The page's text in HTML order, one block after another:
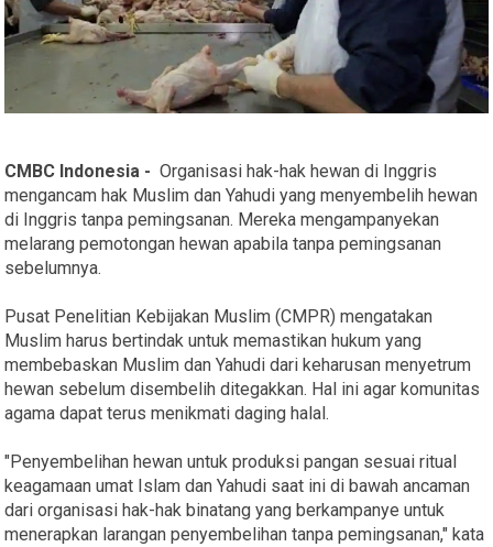
CMBC Indonesia - Organisasi hak-hak hewan di Inggris
mengancam hak Muslim dan Yahudi yang menyembelih hewan
di Inggris tanpa pemingsanan. Mereka mengampanyekan
melarang pemotongan hewan apabila tanpa pemingsanan
sebelumnya.
Pusat Penelitian Kebijakan Muslim (CMPR) mengatakan
Muslim harus bertindak untuk memastikan hukum yang
membebaskan Muslim dan Yahudi dari keharusan menyetrum
hewan sebelum disembelih ditegakkan. Hal ini agar komunitas
agama dapat terus menikmati daging halal.
"Penyembelihan hewan untuk produksi pangan sesuai ritual
keagamaan umat Islam dan Yahudi saat ini di bawah ancaman
dari organisasi hak-hak binatang yang berkampanye untuk
menerapkan larangan penyembelihan tanpa pemingsanan," kata